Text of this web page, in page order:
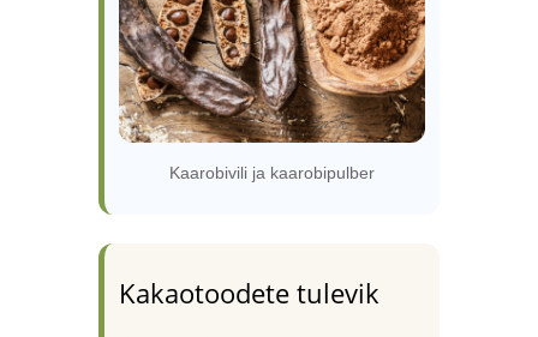
Kaarobivili ja kaarobipulber
Kakaotoodete tulevik